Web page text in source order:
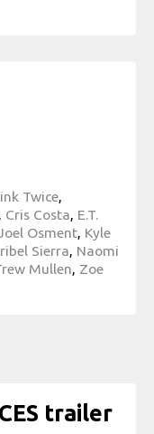
Twice,
Cris Costa, E.T.
Osment, Kyle
Sierra, Naomi
Mullen, Zoe
trailer